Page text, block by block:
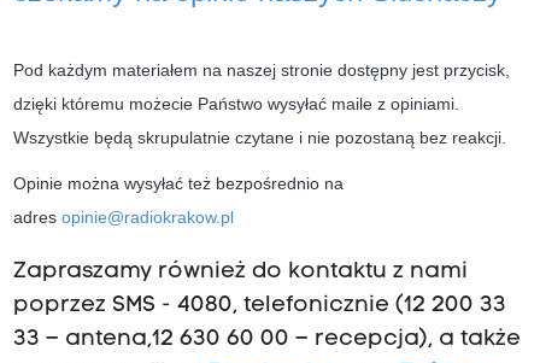
Pod każdym materiałem na naszej stronie dostępny jest przycisk,
dzięki któremu możecie Państwo wysyłać maile z opiniami.
Wszystkie będą skrupulatnie czytane i nie pozostaną bez reakcji.
Opinie można wysyłać też bezpośrednio na
adres opinie@radiokrakow.pl
Zapraszamy również do kontaktu z nami
poprzez SMS - 4080, telefonicznie (12 200 33
33 – antena,12 630 60 00 – recepcja), a także